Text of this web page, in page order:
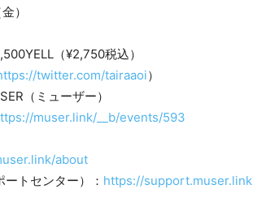
）
（¥2,750税込）
twitter.com/tairaaoi）
（ミューザー）
muser.link/__b/events/593
about
トセンター）： https://support.muser.link